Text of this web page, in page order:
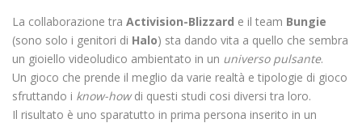
La collaborazione tra Activision-Blizzard e il team Bungie
(sono solo i genitori di Halo) sta dando vita a quello che sembra
un gioiello videoludico ambientato in un universo pulsante.
Un gioco che prende il meglio da varie realtà e tipologie di gioco
sfruttando i know-howdi questi studi cosi diversi tra loro.
Il risultato è uno sparatutto in prima persona inserito in un